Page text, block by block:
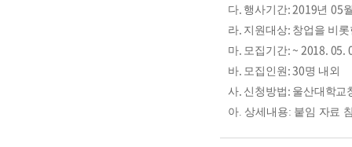
다. 행사기간: 2019년05
라. 지원대상: 창업을 비
마. 모집기간: ~ 2018. 05.
바. 모집인원 : 30명 내외
사. 신청방법 : 울산대학교
아. 상세내용: 붙임 자료